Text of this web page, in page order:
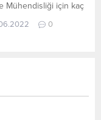
Mühendisliği için kaç
cevabını
öğrenebilirsiniz. Bu
0